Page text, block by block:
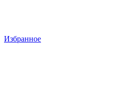
Избранное